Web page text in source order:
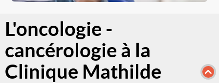
L'oncologie -
cancérologie à la
Clinique Mathilde